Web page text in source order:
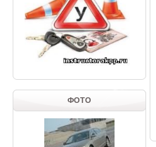
ФОТО